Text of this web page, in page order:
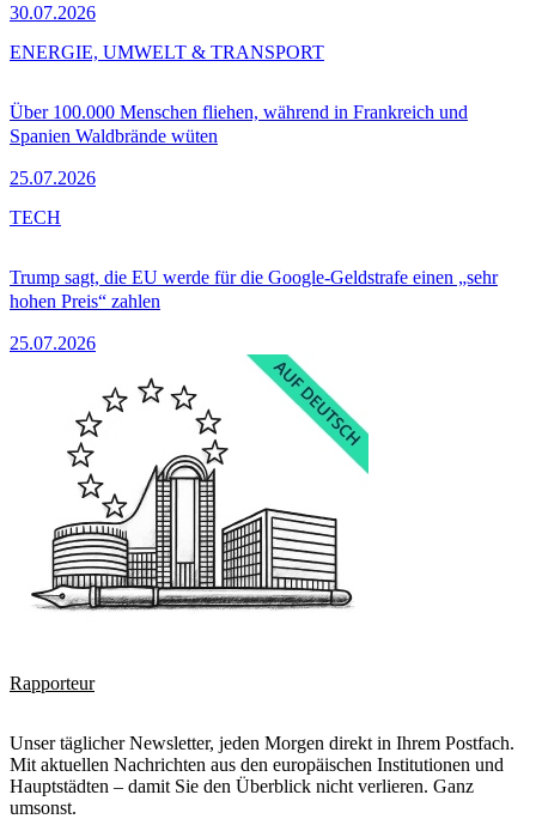
30.07.2026
Über 100.000 Menschen fliehen, während in Frankreich und
Spanien Waldbrände wüten
25.07.2026
ENERGIE, UMWELT & TRANSPORT
Trump sagt, die EU werde für die Google-Geldstrafe einen „sehr
hohen Preis“ zahlen
25.07.2026
TECH
Rapporteur
Unser täglicher Newsletter, jeden Morgen direkt in Ihrem Postfach.
Mit aktuellen Nachrichten aus den europäischen Institutionen und
Hauptstädten – damit Sie den Überblick nicht verlieren. Ganz
umsonst.